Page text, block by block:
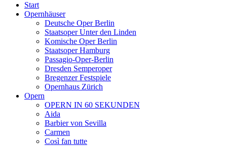
Start
Opernhäuser
Deutsche Oper Berlin
Staatsoper Unter den Linden
Komische Oper Berlin
Staatsoper Hamburg
Passagio-Oper-Berlin
Dresden Semperoper
Bregenzer Festspiele
Opernhaus Zürich
Opern
OPERN IN 60 SEKUNDEN
Aida
Barbier von Sevilla
Carmen
Così fan tutte